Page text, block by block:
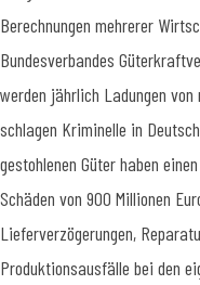
Berechnungen mehrerer
Bundesverbandes
werden jährlich Ladungen
schlagen Kriminelle in
gestohlenen Güter haben
Schäden von 900 Millionen
Lieferverzögerungen,
Produktionsausfälle bei den